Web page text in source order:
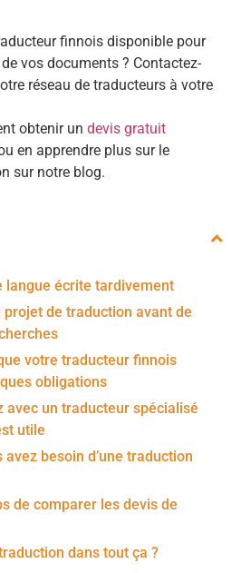
finnois disponible pour
vos documents ? Contactez-
réseau de traducteurs à votre
obtenir un devis gratuit
en apprendre plus sur le
sur notre blog.
langue écrite tardivement
projet de traduction avant de
votre traducteur finnois
obligations
avec un traducteur spécialisé
utile
besoin d’une traduction
de comparer les devis de
dans tout ça ?